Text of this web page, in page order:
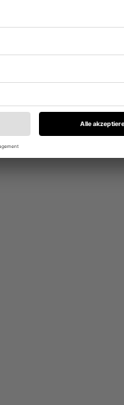
eingesetzt (Art. 6